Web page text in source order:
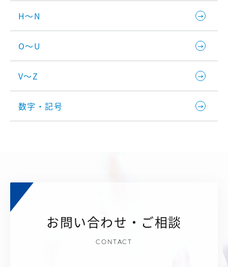
H～N
O～U
V～Z
数字・記号
お問い合わせ・ご相談
CONTACT